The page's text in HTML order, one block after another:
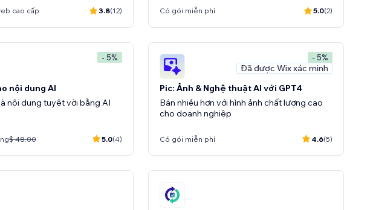
cao cấp 3.8(12) Có gói miễn phí 5.0(2)
- 5%
nội dung AI
nội dung tuyệt vời bằng AI
$ 48.00 5.0(4)
- 5%
Đã được Wix xác minh
Pic: Ảnh & Nghệ thuật AI với GPT4
Bán nhiều hơn với hình ảnh chất lượng cao
cho doanh nghiệp
Có gói miễn phí 4.6(5)